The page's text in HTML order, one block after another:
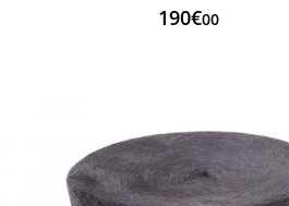
190€00